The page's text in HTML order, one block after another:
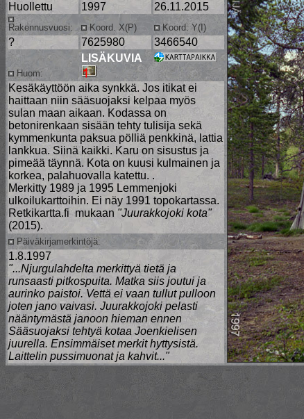
Huollettu 1997 26.11.2015
Rakennusvuosi: Koord. X(P) Koord. Y(I)
? 7625980 3466540
Huom:
LISÄKUVIA
Kesäkäyttöön aika synkkä. Jos itikat ei
haittaan niin sääsuojaksi kelpaa myös
sulan maan aikaan. Kodassa on
betonirenkaan sisään tehty tulisija sekä
kymmenkunta paksua pölliä penkkinä, lattia
lankkua. Siinä kaikki. Karu on sisustus ja
pimeää täynnä. Kota on kuusi kulmainen ja
korkea, palahuovalla katettu. .
Merkitty 1989 ja 1995 Lemmenjoki
ulkoilukarttoihin. Ei näy 1991 topokartassa.
Retkikartta.fi mukaan "Juurakkojoki kota"
(2015).
Päiväkirjamerkintöjä:
1.8.1997
"...Njurgulahdelta merkittyä tietä ja
runsaasti pitkospuita. Matka siis joutui ja
aurinko paistoi. Vettä ei vaan tullut pulloon
joten jano vaivasi. Juurakkojoki pelasti
nääntymästä janoon hieman ennen
Sääsuojaksi tehtyä kotaa Joenkielisen
juurella. Ensimmäiset merkit hyttysistä.
Laittelin pussimuonat ja kahvit..."